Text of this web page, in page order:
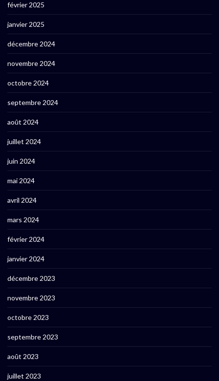
février 2025
janvier 2025
décembre 2024
novembre 2024
octobre 2024
septembre 2024
août 2024
juillet 2024
juin 2024
mai 2024
avril 2024
mars 2024
février 2024
janvier 2024
décembre 2023
novembre 2023
octobre 2023
septembre 2023
août 2023
juillet 2023